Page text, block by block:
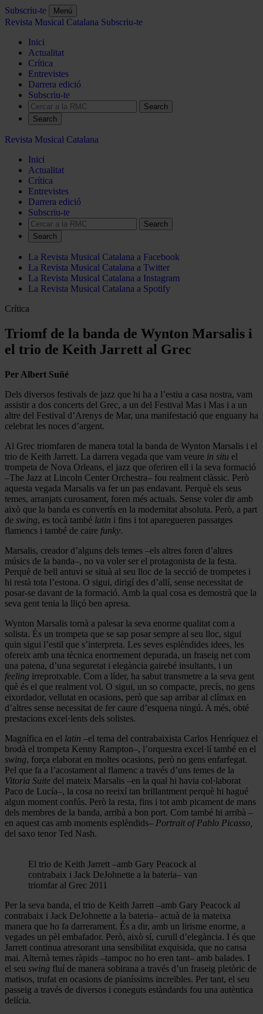
Subscriu-te Menú
Revista Musical Catalana Subscriu-te
Inici
Actualitat
Crítica
Entrevistes
Darrera edició
Subscriu-te
Search
Revista Musical Catalana
Inici
Actualitat
Crítica
Entrevistes
Darrera edició
Subscriu-te
Search
La Revista Musical Catalana a Facebook
La Revista Musical Catalana a Twitter
La Revista Musical Catalana a Instagram
La Revista Musical Catalana a Spotify
Crítica
Triomf de la banda de Wynton Marsalis i
el trio de Keith Jarrett al Grec
Per Albert Suñé
Dels diversos festivals de jazz que hi ha a l’estiu a casa nostra, vam
assistir a dos concerts del Grec, a un del Festival Mas i Mas i a un
altre del Festival d’Arenys de Mar, una manifestació que enguany ha
celebrat les noces d’argent.
Al Grec triomfaren de manera total la banda de Wynton Marsalis i el
trio de Keith Jarrett. La darrera vegada que vam veure in situ el
trompeta de Nova Orleans, el jazz que oferiren ell i la seva formació
–The Jazz at Lincoln Center Orchestra– fou realment clàssic. Però
aquesta vegada Marsalis va fer un pas endavant. Perquè els seus
temes, arranjats curosament, foren més actuals. Sense voler dir amb
això que la banda es convertís en la modernitat absoluta. Però, a part
de swing, es tocà també latin i fins i tot aparegueren passatges
flamencs i també de caire funky.
Marsalis, creador d’alguns dels temes –els altres foren d’altres
músics de la banda–, no va voler ser el protagonista de la festa.
Perquè de bell antuvi se situà al seu lloc de la secció de trompetes i
hi restà tota l’estona. O sigui, dirigí des d’allí, sense necessitat de
posar-se davant de la formació. Amb la qual cosa es demostrà que la
seva gent tenia la lliçó ben apresa.
Wynton Marsalis tornà a palesar la seva enorme qualitat com a
solista. És un trompeta que se sap posar sempre al seu lloc, sigui
quin sigui l’estil que s’interpreta. Les seves esplèndides idees, les
ofereix amb una tècnica enormement depurada, un fraseig net com
una patena, d’una seguretat i elegància gairebé insultants, i un
feeling irreprotxable. Com a líder, ha sabut transmetre a la seva gent
què és el que realment vol. O sigui, un so compacte, precís, no gens
eixordador, vellutat en ocasions, però que sap arribar al clímax en
d’altres sense necessitat de fer caure d’esquena ningú. A més, obté
prestacions excel·lents dels solistes.
Magnífica en el latin –el tema del contrabaixista Carlos Henríquez el
brodà el trompeta Kenny Rampton–, l’orquestra excel·lí també en el
swing, força elaborat en moltes ocasions, però no gens enfarfegat.
Pel que fa a l’acostament al flamenc a través d’uns temes de la
Vitoria Suite del mateix Marsalis –en la qual hi havia col·laborat
Paco de Lucía–, la cosa no reeixí tan brillantment perquè hi hagué
algun moment confús. Però la resta, fins i tot amb picament de mans
dels membres de la banda, arribà a bon port. Com també hi arribà –
en aquest cas amb moments esplèndids– Portrait of Pablo Picasso,
del saxo tenor Ted Nash.
El trio de Keith Jarrett –amb Gary Peacock al
contrabaix i Jack DeJohnette a la bateria– van
triomfar al Grec 2011
Per la seva banda, el trio de Keith Jarrett –amb Gary Peacock al
contrabaix i Jack DeJohnette a la bateria– actuà de la mateixa
manera que ho fa darrerament. És a dir, amb un lirisme enorme, a
vegades un pèl embafador. Però, això sí, curull d’elegància. I és que
Jarrett continua atresorant una sensibilitat exquisida, que no cansa
mai. Alternà temes ràpids –tampoc no ho eren tant– amb balades. I
el seu swing fluí de manera sobirana a través d’un fraseig pletòric de
matisos, trufat en ocasions de pianíssims increïbles. Per tant, el seu
passeig a través de diversos i coneguts estàndards fou una autèntica
delícia.